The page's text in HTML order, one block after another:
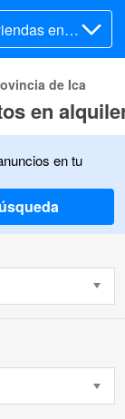
en al
de Ica
en
en tu